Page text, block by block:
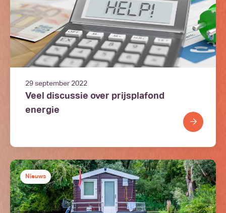
29 september 2022
Veel discussie over prijsplafond
energie
Nieuws